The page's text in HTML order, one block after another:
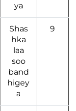
ya
9
Shas
hka
laa
soo
band
higey
a